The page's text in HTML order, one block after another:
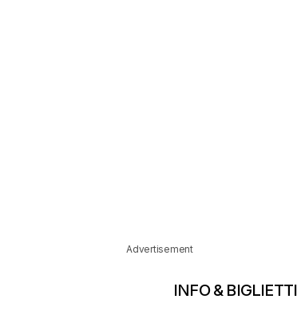
Advertisement
INFO & BIGLIETTI